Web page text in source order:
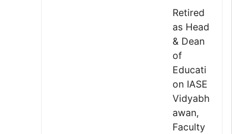
Retired
as Head
& Dean
of
Educati
on IASE
Vidyabh
awan,
Faculty